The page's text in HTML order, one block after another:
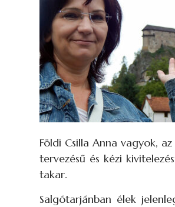
Földi Csilla Anna vagyok,
tervezésű és kézi
takar.
Salgótarjánban élek